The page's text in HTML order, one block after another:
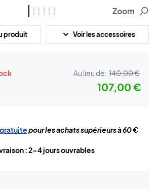
Zoom
produit Voir les accessoires
Au lieu de: 140,00 €
107,00 €
pour les achats supérieurs à 60 €
: 2-4 jours ouvrables